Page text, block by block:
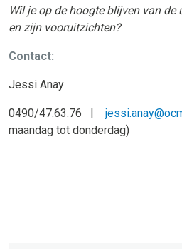
Wil je op de hoogte blijven van
en zijn vooruitzichten?
Contact:
Jessi Anay
0490/47.63.76 |
maandag tot donderdag)